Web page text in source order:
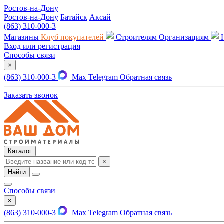
Ростов-на-Дону
Ростов-на-Дону Батайск Аксай
(863) 310-000-3
Магазины Клуб покупателей Строителям Организациям
Вход или регистрация
Способы связи
×
(863) 310-000-3 Max Telegram Обратная связь
Заказать звонок
Каталог
×
Найти
Способы связи
×
(863) 310-000-3 Max Telegram Обратная связь